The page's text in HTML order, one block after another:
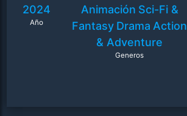
2024
Año
Animación Sci-Fi &
Fantasy Drama Action
& Adventure
Generos